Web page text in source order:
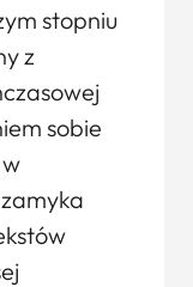
stopniu
z
sobie